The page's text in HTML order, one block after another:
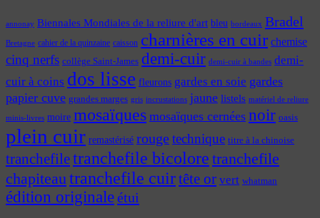
annonay Biennales Mondiales de la reliure d'art bleu bordeaux Bradel
Bretagne cahier de la quinzaine caisson charnières en cuir chemise
cinq nerfs collège Saint-James demi-cuir demi-cuir à bandes demi-
cuir à coins dos lisse fleurons gardes en soie gardes
papier cuve grandes marges gris incrustations jaune listels matériel de reliure
minis-livres moire mosaïques mosaïques cernées noir oasis
plein cuir remastérisé rougetechnique titre à la chinoise
tranchefiletranchefile bicolore tranchefile
chapiteautranchefile cuirtête or vert whatman
édition originaleétui